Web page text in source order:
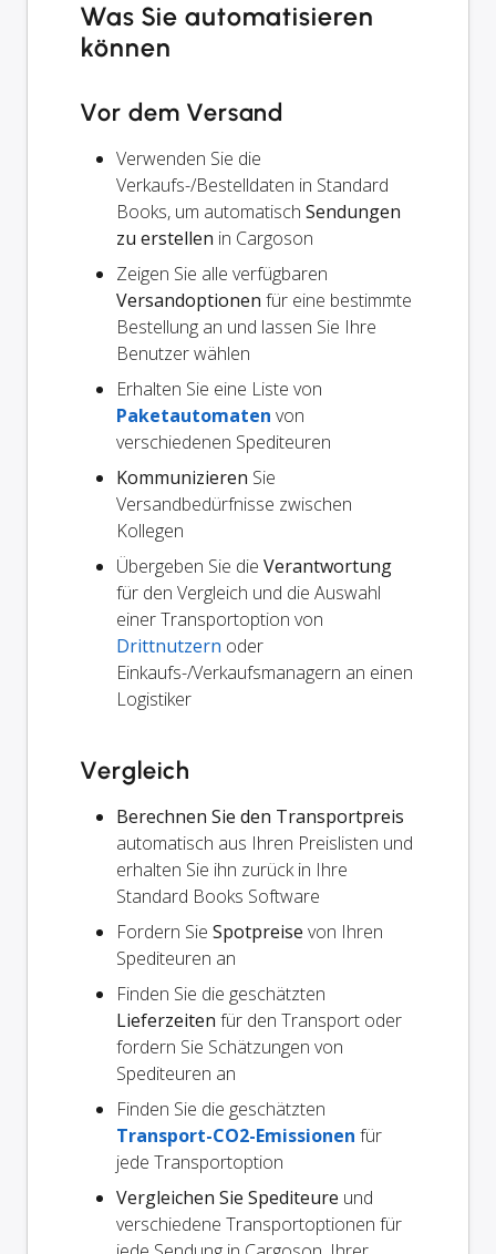
Was Sie automatisieren
können
Vor dem Versand
Verwenden Sie die
Verkaufs-/Bestelldaten in Standard
Books, um automatisch Sendungen
zu erstellen in Cargoson
Zeigen Sie alle verfügbaren
Versandoptionen für eine bestimmte
Bestellung an und lassen Sie Ihre
Benutzer wählen
Erhalten Sie eine Liste von
Paketautomaten von
verschiedenen Spediteuren
Kommunizieren Sie
Versandbedürfnisse zwischen
Kollegen
Übergeben Sie die Verantwortung
für den Vergleich und die Auswahl
einer Transportoption von
Drittnutzern oder
Einkaufs-/Verkaufsmanagern an einen
Logistiker
Vergleich
Berechnen Sie den Transportpreis
automatisch aus Ihren Preislisten und
erhalten Sie ihn zurück in Ihre
Standard Books Software
Fordern Sie Spotpreise von Ihren
Spediteuren an
Finden Sie die geschätzten
Lieferzeiten für den Transport oder
fordern Sie Schätzungen von
Spediteuren an
Finden Sie die geschätzten
Transport-CO2-Emissionen für
jede Transportoption
Vergleichen Sie Spediteure und
verschiedene Transportoptionen für